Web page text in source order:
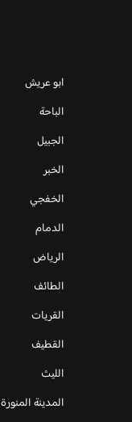
ابو عريش
الباحة
الجبيل
الخبر
الخفجي
الدمام
الرياض
الطائف
القريات
القطيف
الليث
المدينة المنورة